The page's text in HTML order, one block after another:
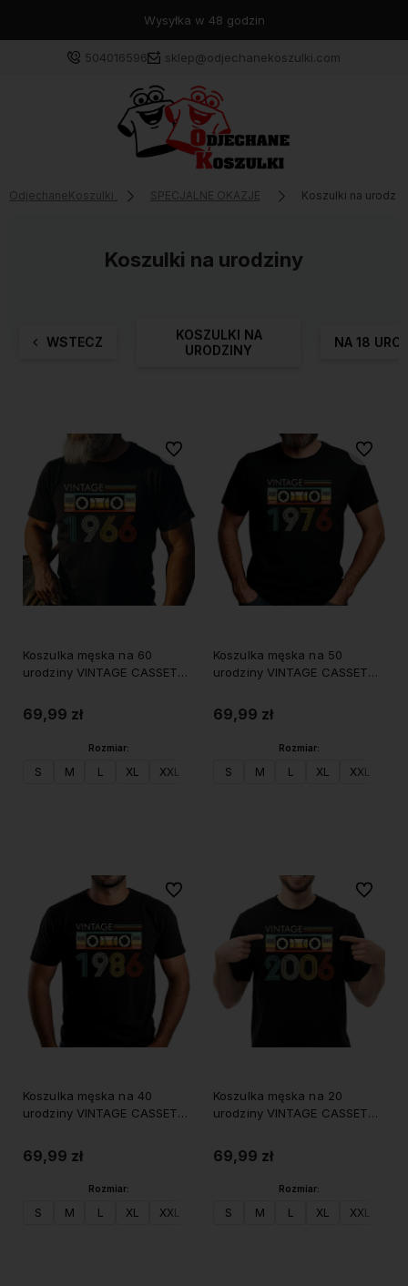
Wysyłka w 48 godzin
504016596 sklep@odjechanekoszulki.com
OdjechaneKoszulki SPECJALNE OKAZJE Koszulki na
Koszulki na urodziny
WSTECZ
KOSZULKI NA
URODZINY
NA 18
Koszulka męska na 60
urodziny VINTAGE CASSETTE
69,99 zł
Rozmiar:
S M L XL XXL
Do ulubionych
Koszulka męska na 50
urodziny VINTAGE CASSETTE
69,99 zł
Rozmiar:
S M L XL XXL
Do
Koszulka męska na 40
urodziny VINTAGE CASSETTE
69,99 zł
Rozmiar:
S M L XL XXL
Do ulubionych
Koszulka męska na 20
urodziny VINTAGE CASSETTE
69,99 zł
Rozmiar:
S M L XL XXL
Do